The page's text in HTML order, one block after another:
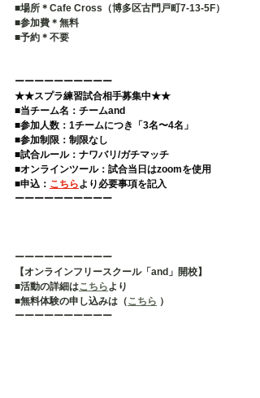
■場所＊Cafe Cross（博多区古門戸町7-13-5F）
■参加費＊無料
■予約＊不要
ーーーーーーーーーー
★★スプラ練習試合相手募集中★★
■当チーム名：チームand
■参加人数：1チームにつき「3名〜4名」
■参加制限：制限なし
■試合ルール：ナワバリ/ガチマッチ
■オンラインツール：試合当日はzoomを使用
■申込： こちらより必要事項を記入
ーーーーーーーーーー
ーーーーーーーーーー
【オンラインフリースクール「and」開校】
■活動の詳細はこちらより
■無料体験の申し込みは（こちら ）
ーーーーーーーーーー